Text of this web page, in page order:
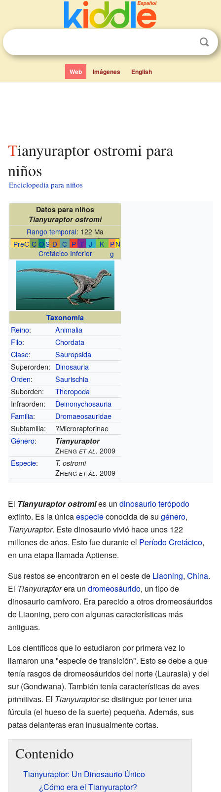
Web Imágenes English
Tianyuraptor ostromi para
niños
Enciclopedia para niños
Datos para niños
Tianyuraptor ostromi
Rango temporal: 122 Ma
PreЄ Є OS D C P T J K
P
g
N
↓
Cretácico Inferior
Taxonomía
Reino:
Animalia
Filo:
Chordata
Clase:
Sauropsida
Superorden: Dinosauria
Orden:
Saurischia
Suborden:
Theropoda
Infraorden:
Deinonychosauria
Familia:
Dromaeosauridae
Subfamilia:
?Microraptorinae
Género: Tianyuraptor
Zhenget al. 2009
Especie: T. ostromi
Zhenget al. 2009
El Tianyuraptor ostromies un dinosaurioterópodo
extinto. Es la únicaespecieconocida de su género,
Tianyuraptor. Este dinosaurio vivió hace unos 122
millones de años. Esto fue durante el Período Cretácico,
en una etapa llamada Aptiense.
Sus restos se encontraron en el oeste de Liaoning, China.
El Tianyuraptorera un dromeosáurido, un tipo de
dinosaurio carnívoro. Era parecido a otros dromeosáuridos
de Liaoning, pero con algunas características más
antiguas.
Los científicos que lo estudiaron por primera vez lo
llamaron una "especie de transición". Esto se debe a que
tenía rasgos de dromeosáuridos del norte (Laurasia) y del
sur (Gondwana). También tenía características de aves
primitivas. El Tianyuraptorse distingue por tener una
fúrcula (el hueso de la suerte) pequeña. Además, sus
patas delanteras eran inusualmente cortas.
Contenido
Tianyuraptor: Un Dinosaurio Único
¿Cómo era el Tianyuraptor?